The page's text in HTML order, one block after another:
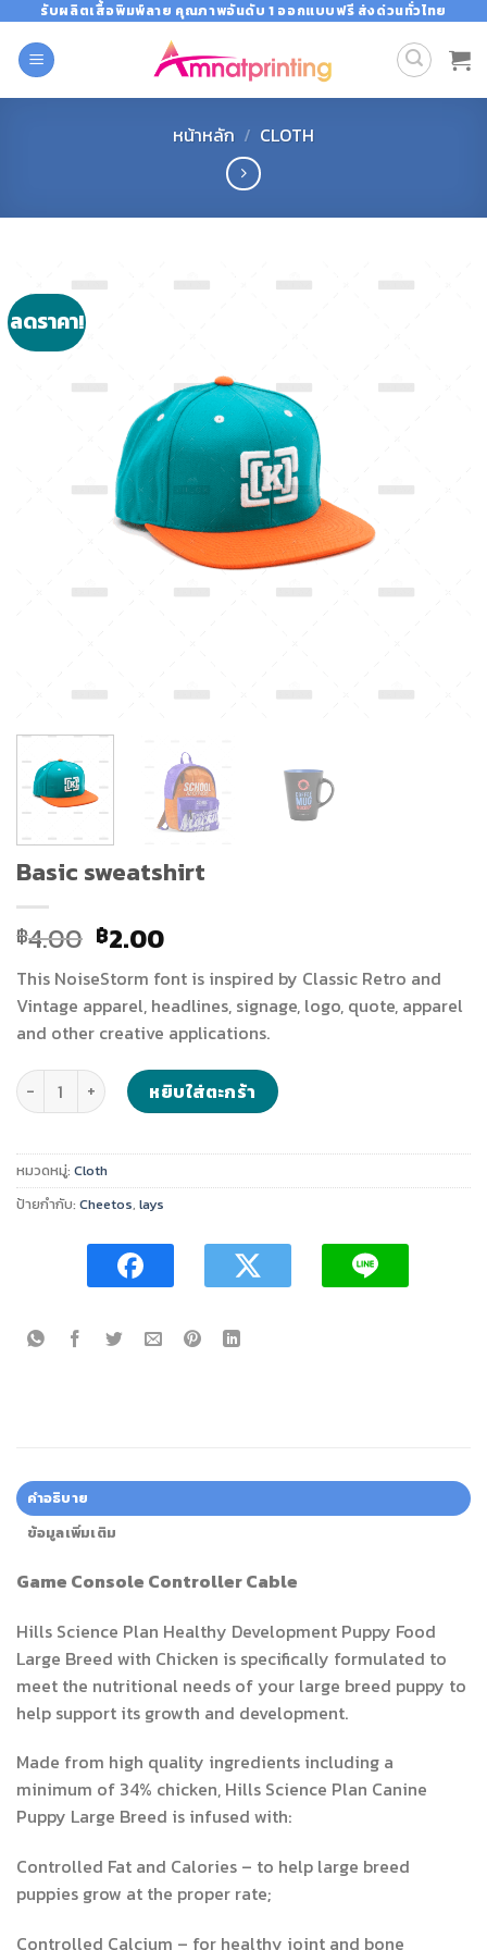
content
รับผลิตเสื้อพิมพ์ลาย คุณภาพอันดับ 1 ออกแบบฟรี ส่งด่วนทั่วไทย
หน้าหลัก / CLOTH
ลดราคา!
Basic sweatshirt
฿4.00 Original
price
was:
฿4.00.
฿2.00Current
price
is:
฿2.00.
This NoiseStorm font is inspired by Classic Retro and
Vintage apparel, headlines, signage, logo, quote, apparel
and other creative applications.
จำนวน Basic sweatshirt ชิ้นหยิบใส่ตะกร้า
หมวดหมู่: Cloth
ป้ายกำกับ: Cheetos, lays
คำอธิบาย
ข้อมูลเพิ่มเติม
Game Console Controller Cable
Hills Science Plan Healthy Development Puppy Food
Large Breed with Chicken is specifically formulated to
meet the nutritional needs of your large breed puppy to
help support its growth and development.
Made from high quality ingredients including a
minimum of 34% chicken, Hills Science Plan Canine
Puppy Large Breed is infused with:
Controlled Fat and Calories – to help large breed
puppies grow at the proper rate;
Controlled Calcium – for healthy joint and bone